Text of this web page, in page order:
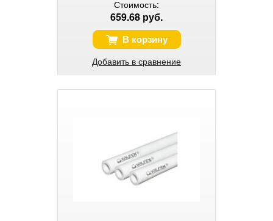
Стоимость:
659.68 руб.
В корзину
Добавить в сравнение